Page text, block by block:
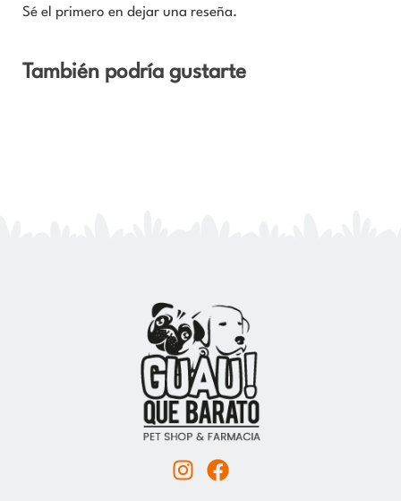
Sé el primero en dejar una reseña.
También podría gustarte
I
F